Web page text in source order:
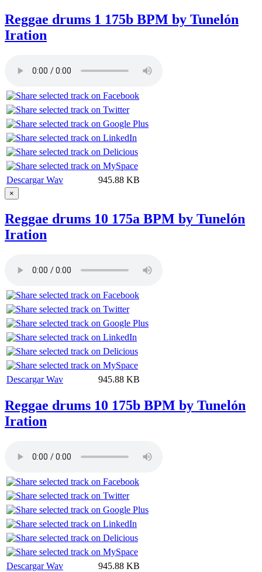
Reggae drums 1 175b BPM by Tunelón
Iration
Descargar Wav 945.88 KB
×
Reggae drums 10 175a BPM by Tunelón
Iration
Descargar Wav 945.88 KB
Reggae drums 10 175b BPM by Tunelón
Iration
Descargar Wav 945.88 KB